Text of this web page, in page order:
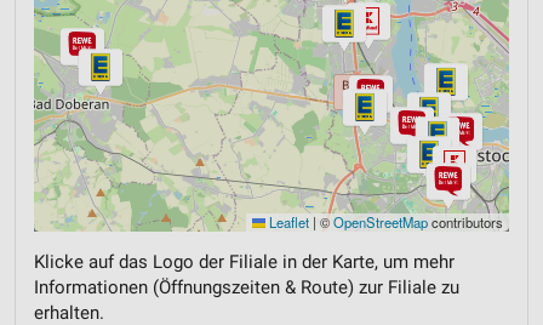
Leaflet | ©OpenStreetMapcontributors
Klicke auf das Logo der Filiale in der Karte, um mehr
Informationen (Öffnungszeiten & Route) zur Filiale zu
erhalten.